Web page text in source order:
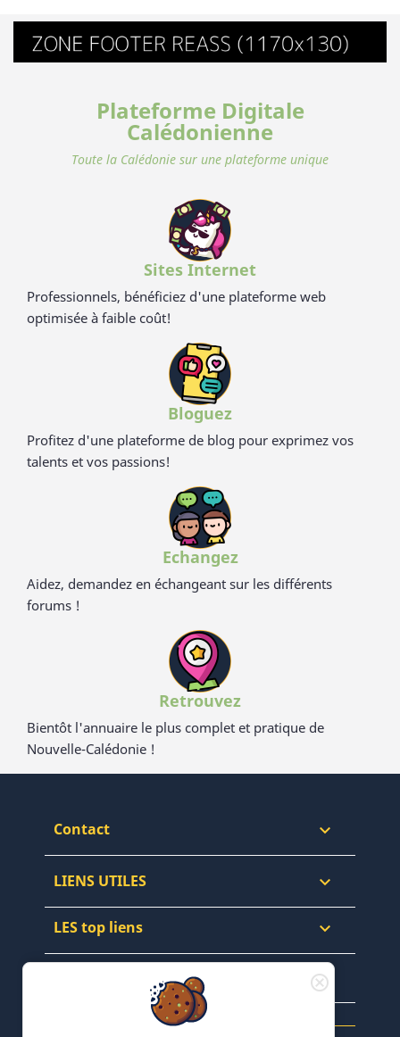
Plateforme Digitale
Calédonienne
Toute la Calédonie sur une plateforme unique
Sites Internet
Professionnels, bénéficiez d'une plateforme web
optimisée à faible coût!
Bloguez
Profitez d'une plateforme de blog pour exprimez vos
talents et vos passions!
Echangez
Aidez, demandez en échangeant sur les différents
forums !
Retrouvez
Bientôt l'annuaire le plus complet et pratique de
Nouvelle-Calédonie !
Contact 
LIENS UTILES 
LES top liens 
NEWSLETTERS & WEB 